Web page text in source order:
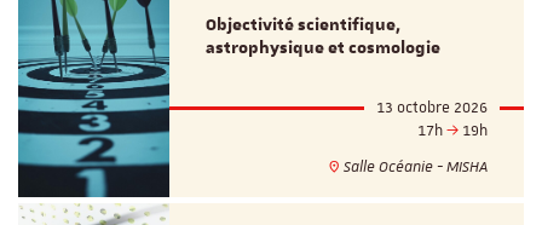
Objectivité scientifique,
astrophysique et cosmologie
13 octobre 2026
17h
19h
Salle Océanie - MISHA